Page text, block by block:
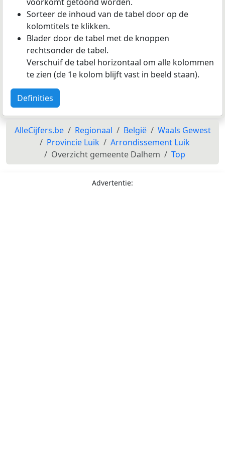
Sorteer de inhoud van de tabel door op de
kolomtitels te klikken.
Blader door de tabel met de knoppen
rechtsonder de tabel.
Verschuif de tabel horizontaal om alle kolommen
te zien (de 1e kolom blijft vast in beeld staan).
Definities
AlleCijfers.be Regionaal België
Waals Gewest
Provincie Luik
Arrondissement Luik
Overzicht gemeente Dalhem
Top
Advertentie: